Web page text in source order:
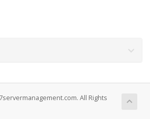
All Rights